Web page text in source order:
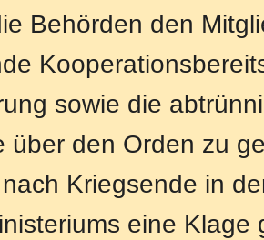
Behörden den
sowie die
über den Orden zu
nach Kriegsende in
eine